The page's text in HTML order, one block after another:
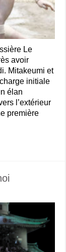
Le
avoir
Mitakeumi et
initiale
élan
l’extérieur
première